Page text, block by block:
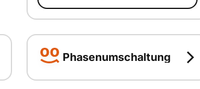
Phasenumschaltung